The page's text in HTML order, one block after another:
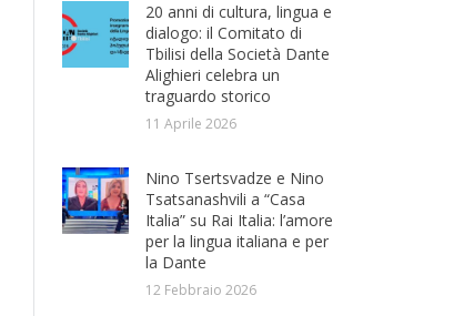
20 anni di cultura, lingua e
dialogo: il Comitato di
Tbilisi della Società Dante
Alighieri celebra un
traguardo storico
11 Aprile 2026
Nino Tsertsvadze e Nino
Tsatsanashvili a “Casa
Italia” su Rai Italia: l’amore
per la lingua italiana e per
la Dante
12 Febbraio 2026